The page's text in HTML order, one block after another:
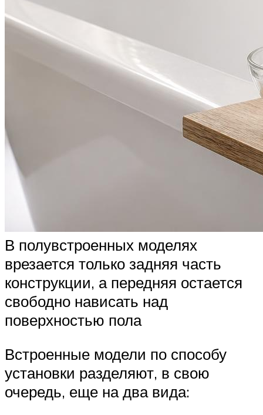
В полувстроенных моделях
врезается только задняя часть
конструкции, а передняя остается
свободно нависать над
поверхностью пола
Встроенные модели по способу
установки разделяют, в свою
очередь, еще на два вида: